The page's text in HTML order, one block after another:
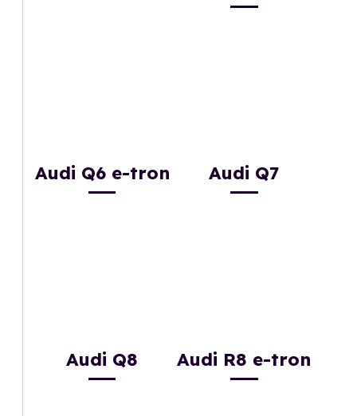
Audi Q6 e-tron Audi Q7
Audi Q8 Audi R8 e-tron